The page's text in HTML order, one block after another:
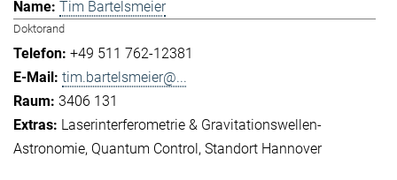
Tim Bartelsmeier
Doktorand
+49 511 762-12381
tim.bartelsmeier@...
3406 131
Laserinterferometrie & Gravitationswellen-
Astronomie Quantum Control Standort Hannover